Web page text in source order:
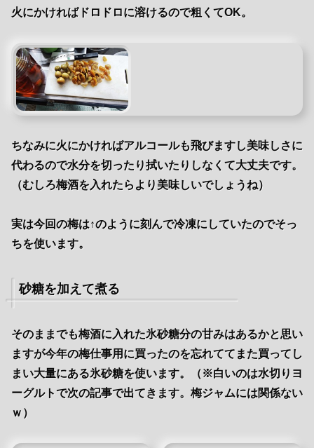
火にかければドロドロに溶けるので粗くてOK。
ちなみに火にかければアルコールも飛びますし美味しさに
代わるので水分を切ったり拭いたりしなくて大丈夫です。
（むしろ梅酒を入れたらより美味しいでしょうね）
実は今回の梅は↑のように刻んで冷凍にしていたのでそっ
ちを使います。
砂糖を加えて煮る
そのままでも梅酒に入れた氷砂糖分の甘みはあるかと思い
ますが今年の梅仕事用に買ったのを忘れててまた買ってし
まい大量にある氷砂糖を使います。（※白いのは水切りヨ
ーグルトで次の記事で出てきます。梅ジャムには関係ない
ｗ）